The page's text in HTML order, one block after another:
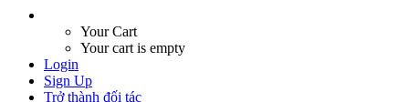
Your Cart
Your cart is empty
Login
Sign Up
Trở thành đối tác